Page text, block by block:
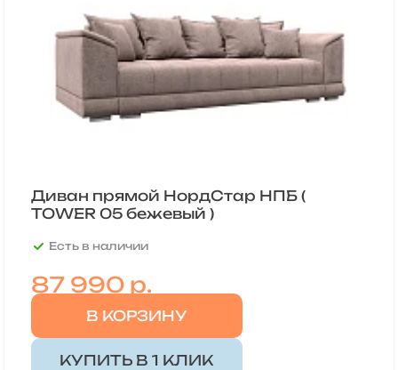
Диван прямой НордСтар НПБ (
TOWER 05 бежевый )
Есть в наличии
87 990р.
В КОРЗИНУ
КУПИТЬ В 1 КЛИК